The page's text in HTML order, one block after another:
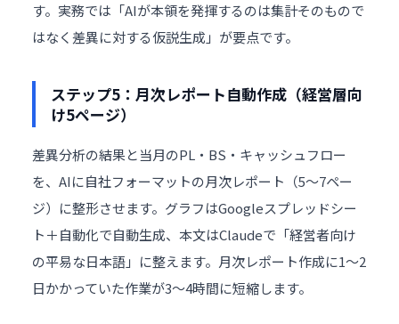
す。実務では「AIが本領を発揮するのは集計そのもので
はなく差異に対する仮説生成」が要点です。
ステップ5：月次レポート自動作成（経営層向
け5ページ）
差異分析の結果と当月のPL・BS・キャッシュフロー
を、AIに自社フォーマットの月次レポート（5〜7ペー
ジ）に整形させます。グラフはGoogleスプレッドシー
ト＋自動化で自動生成、本文はClaudeで「経営者向け
の平易な日本語」に整えます。月次レポート作成に1〜2
日かかっていた作業が3〜4時間に短縮します。